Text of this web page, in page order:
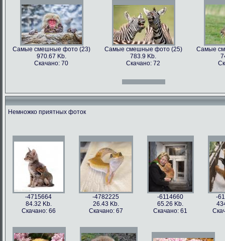
996.47 Kb.
Скачано: 71
Самые смешные фото (15)
809.97 Kb.
Скачано: 67
Самые смешные фото (16)
674.29 Kb.
Скачано: 79
Самые
Самые смешные фото (23)
970.67 Kb.
Скачано: 70
Самые смешные фото (25)
783.9 Kb.
Скачано: 72
Самые
Самые смешные фото (27)
Скачано: 61
Самые смешные фото (28)
1158.5 Kb.
Скачано: 76
Самые
Самые смешные фото (31)
626.42 Kb.
Скачано: 77
Самые смешные фото (33)
1054 Kb.
Скачано: 85
Немножко приятных фоток
-4715664
84.32 Kb.
Скачано: 66
-4782225
26.43 Kb.
Скачано: 67
-6114660
65.26 Kb.
Скачано: 61
-